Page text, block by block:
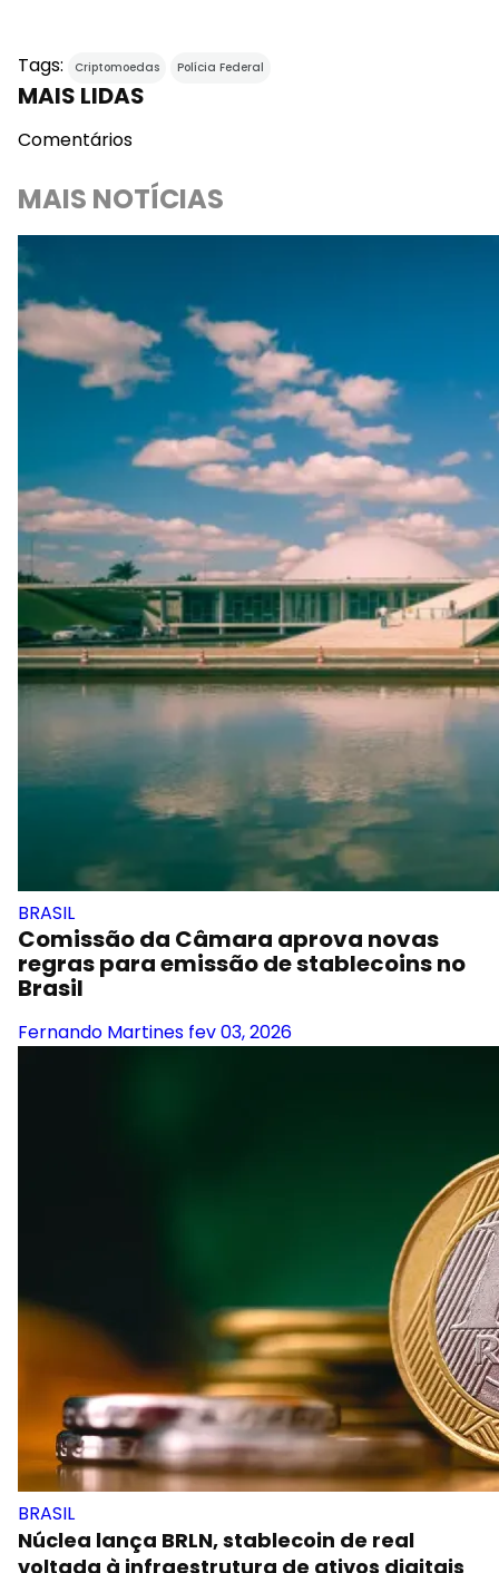
Tags: Criptomoedas Polícia Federal
MAIS LIDAS
Comentários
MAIS NOTÍCIAS
BRASIL
Comissão da Câmara aprova novas
regras para emissão de stablecoins no
Brasil
Fernando Martines fev 03, 2026
BRASIL
Núclea lança BRLN, stablecoin de real
voltada à infraestrutura de ativos digitais